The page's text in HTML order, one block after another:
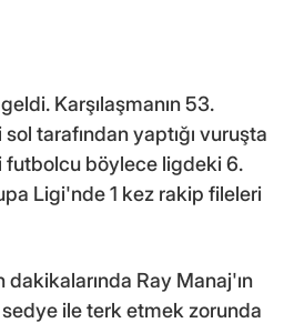
Karşılaşmanın 53.
tarafından yaptığı vuruşta
futbolcu böylece ligdeki 6.
Ligi'nde 1 kez rakip fileleri
dakikalarında Ray Manaj'ın
sedye ile terk etmek zorunda